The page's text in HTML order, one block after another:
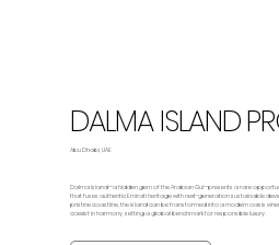
DALMA ISLAND
Abu Dhabi, UAE
Dalma Island—a hidden gem of the Arabian Gul—presents a rare
that fuses authentic Emirati heritage with next-generation sustainable
pristine coastline, the island can be transformed into a modern oasis
coexist in harmony, setting a global benchmark for responsible luxury.